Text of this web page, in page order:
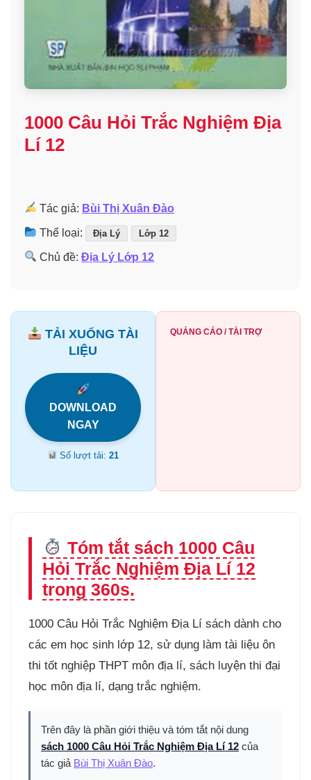
1000 Câu Hỏi Trắc Nghiệm Địa
Lí 12
Tác giả: Bùi Thị Xuân Đào
Thể loại: Địa Lý Lớp 12
Chủ đề:Địa Lý Lớp 12
TẢI XUỐNG TÀI
LIỆU
DOWNLOAD
NGAY
Số lượt tải:21
QUẢNG CÁO / TÀI TRỢ
Tóm tắt sách 1000 Câu
Hỏi Trắc Nghiệm Địa Lí 12
trong 360s.
1000 Câu Hỏi Trắc Nghiệm Địa Lí sách dành cho
các em học sinh lớp 12, sử dụng làm tài liệu ôn
thi tốt nghiệp THPT môn địa lí, sách luyện thi đại
học môn địa lí, dạng trắc nghiệm.
Trên đây là phần giới thiệu và tóm tắt nội dung
sách 1000 Câu Hỏi Trắc Nghiệm Địa Lí 12 của
tác giả Bùi Thị Xuân Đào.